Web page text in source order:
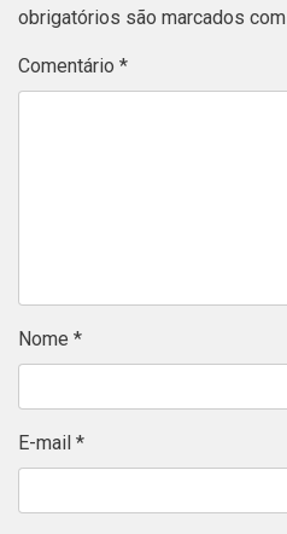
obrigatórios são marcados com
Comentário *
Nome *
E-mail *